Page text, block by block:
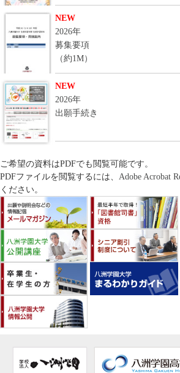
NEW
2026年
募集要項
（約1M）
NEW
2026年
出願手続き
ご希望の資料はPDFでも閲覧可能です。
PDFファイルを閲覧するには、 Adobe Acrobat
ください。